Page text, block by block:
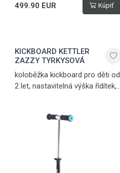
499.90 EUR Kúpiť
KICKBOARD KETTLER
ZAZZY TYRKYSOVÁ
koloběžka kickboard pro děti od
2 let, nastavitelná výška řídítek,
nosnost 50 kg